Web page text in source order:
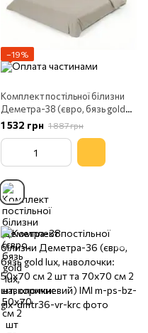
−19%
Комплект постільної білизни
Деметра-38 (євро, бязь gold
lux, наволочки: 50х70 см 2 шт
та 70х70 см 2 шт, бежевий) IMI
1 532 грн 1 887 грн